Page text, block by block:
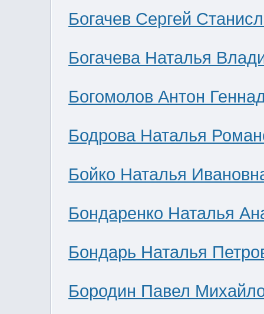
Богачев Сергей
Богачева Наталья
Богомолов Антон
Бодрова Наталья
Бойко Наталья
Бондаренко Наталья
Бондарь Наталья
Бородин Павел